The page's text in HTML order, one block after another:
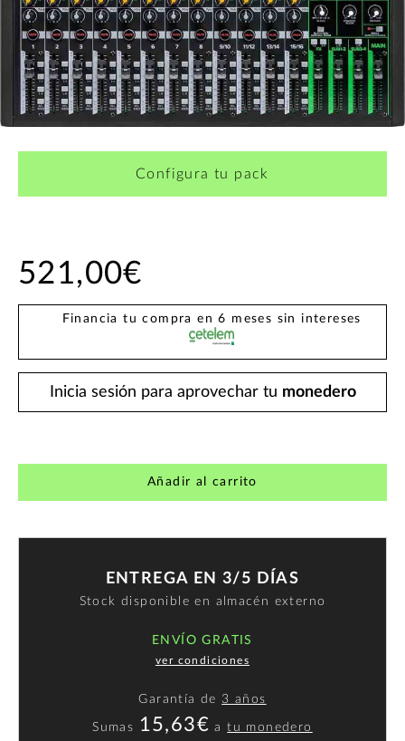
¿Quieres crearte tu propio pack?
Configura tu pack
521,00€
Financia tu compra en 6 meses sin intereses
Inicia sesión para aprovechar tu monedero
Añadir al carrito
ENTREGA EN 3/5 DÍAS
Stock disponible en almacén externo
ENVÍO GRATIS
ver condiciones
Garantía de 3 años
Sumas 15,63€ atu monedero